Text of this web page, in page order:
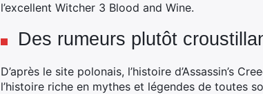
l’excellent Witcher 3 Blood and Wine.
Des rumeurs plutôt
D’après le site polonais, l’histoire d’Assassin’s
l’histoire riche en mythes et légendes de toutes